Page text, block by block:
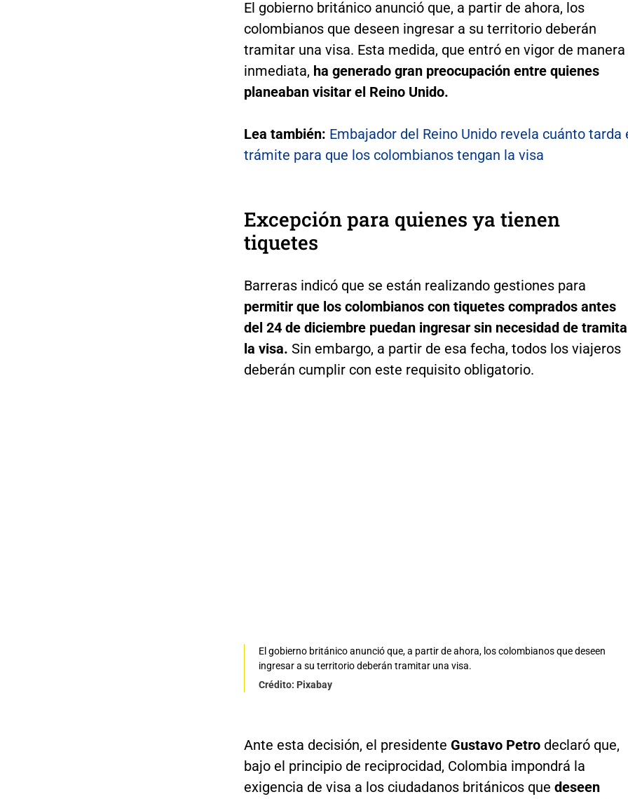
El gobierno británico anunció que, a partir de ahora, los
colombianos que deseen ingresar a su territorio deberán
tramitar una visa. Esta medida, que entró en vigor de manera
inmediata, ha generado gran preocupación entre quienes
planeaban visitar el Reino Unido.
Lea también: Embajador del Reino Unido revela cuánto tarda
trámite para que los colombianos tengan la visa
Excepción para quienes ya tienen
tiquetes
Barreras indicó que se están realizando gestiones para
permitir que los colombianos con tiquetes comprados antes
del 24 de diciembre puedan ingresar sin necesidad de
la visa. Sin embargo, a partir de esa fecha, todos los viajeros
deberán cumplir con este requisito obligatorio.
El gobierno británico anunció que, a partir de ahora, los colombianos que deseen
ingresar a su territorio deberán tramitar una visa.
Crédito: Pixabay
Ante esta decisión, el presidente Gustavo Petro declaró que,
bajo el principio de reciprocidad, Colombia impondrá la
exigencia de visa a los ciudadanos británicos que deseen